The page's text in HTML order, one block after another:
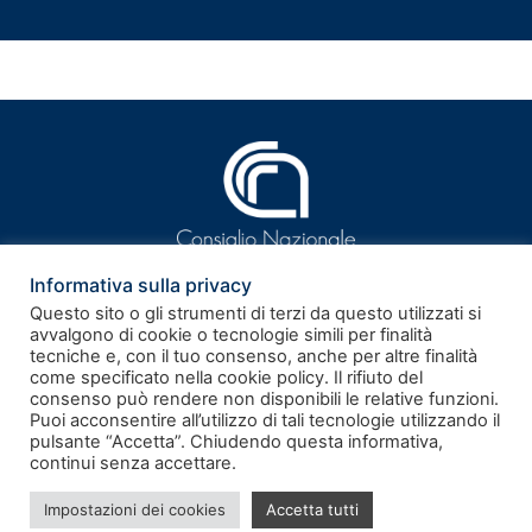
Rivista telematica – Registrazione al Tribunale di Roma n.
186/2011 del 17.06.2011
ISSN 2281-9339
Informativa sulla privacy
Questo sito o gli strumenti di terzi da questo utilizzati si
avvalgono di cookie o tecnologie simili per finalità
tecniche e, con il tuo consenso, anche per altre finalità
come specificato nella cookie policy. Il rifiuto del
consenso può rendere non disponibili le relative funzioni.
Puoi acconsentire all’utilizzo di tali tecnologie utilizzando il
pulsante “Accetta”. Chiudendo questa informativa,
continui senza accettare.
Impostazioni dei cookies Accetta tutti